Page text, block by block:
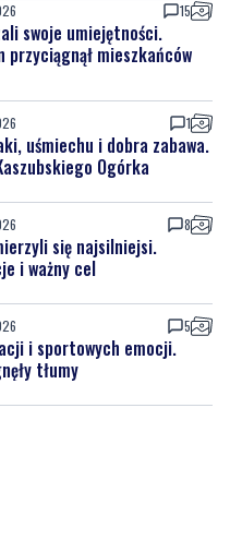
15
swoje umiejętności.
przyciągnął mieszkańców
1
uśmiechu i dobra zabawa.
Ogórka
8
się najsilniejsi.
i ważny cel
5
i sportowych emocji.
tłumy